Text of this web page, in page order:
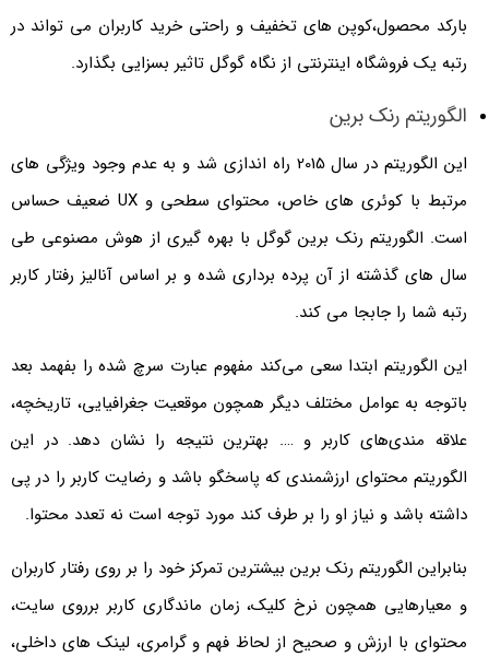
بارکد محصول،کوپن های تخفیف و راحتی خرید کاربران می تواند در
رتبه یک فروشگاه اینترنتی از نگاه گوگل تاثیر بسزایی بگذارد.
الگوریتم رنک برین
این الگوریتم در سال 2015 راه اندازی شد و به عدم وجود ویژگی ‌های
مرتبط با کوئری ‌های خاص، محتوای سطحی و UX ضعیف حساس
است. الگوریتم رنک برین گوگل با بهره گیری از هوش مصنوعی طی
سال های گذشته از آن پرده برداری شده و بر اساس آنالیز رفتار کاربر
رتبه شما را جابجا می کند.
این الگوریتم ابتدا سعی می‌کند مفهوم عبارت سرچ شده را بفهمد بعد
باتوجه به عوامل مختلف دیگر همچون موقعیت جغرافیايی، تاریخچه،
علاقه‌ مندی‌های کاربر و …. بهترین نتیجه را نشان دهد. در این
الگوریتم محتوای ارزشمندی که پاسخگو باشد و رضایت کاربر را در پی
داشته باشد و نیاز او را بر طرف کند مورد توجه است نه تعدد محتوا.
بنابراین الگوریتم رنک ‌برین بیشترین تمرکز خود را بر روی رفتار کاربران
و معیارهایی همچون نرخ کلیک، زمان ماندگاری کاربر برروی سایت،
محتوای با ارزش و صحیح از لحاظ فهم و گرامری، لینک ‌‎های داخلی،